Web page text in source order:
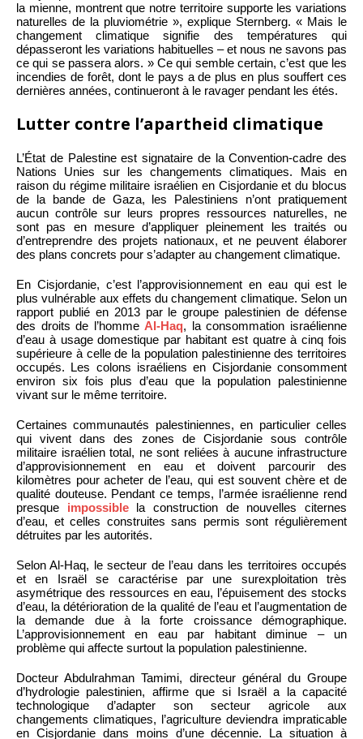
la mienne, montrent que notre territoire supporte les variations
naturelles de la pluviométrie », explique Sternberg. « Mais le
changement climatique signifie des températures qui
dépasseront les variations habituelles – et nous ne savons pas
ce qui se passera alors. » Ce qui semble certain, c’est que les
incendies de forêt, dont le pays a de plus en plus souffert ces
dernières années, continueront à le ravager pendant les étés.
Lutter contre l’apartheid climatique
L’État de Palestine est signataire de la Convention-cadre des
Nations Unies sur les changements climatiques. Mais en
raison du régime militaire israélien en Cisjordanie et du blocus
de la bande de Gaza, les Palestiniens n’ont pratiquement
aucun contrôle sur leurs propres ressources naturelles, ne
sont pas en mesure d’appliquer pleinement les traités ou
d’entreprendre des projets nationaux, et ne peuvent élaborer
des plans concrets pour s’adapter au changement climatique.
En Cisjordanie, c’est l’approvisionnement en eau qui est le
plus vulnérable aux effets du changement climatique. Selon un
rapport publié en 2013 par le groupe palestinien de défense
des droits de l’homme Al-Haq, la consommation israélienne
d’eau à usage domestique par habitant est quatre à cinq fois
supérieure à celle de la population palestinienne des territoires
occupés. Les colons israéliens en Cisjordanie consomment
environ six fois plus d’eau que la population palestinienne
vivant sur le même territoire.
Certaines communautés palestiniennes, en particulier celles
qui vivent dans des zones de Cisjordanie sous contrôle
militaire israélien total, ne sont reliées à aucune infrastructure
d’approvisionnement en eau et doivent parcourir des
kilomètres pour acheter de l’eau, qui est souvent chère et de
qualité douteuse. Pendant ce temps, l’armée israélienne rend
presque impossiblela construction de nouvelles citernes
d’eau, et celles construites sans permis sont régulièrement
détruites par les autorités.
Selon Al-Haq, le secteur de l’eau dans les territoires occupés
et en Israël se caractérise par une surexploitation très
asymétrique des ressources en eau, l’épuisement des stocks
d’eau, la détérioration de la qualité de l’eau et l’augmentation de
la demande due à la forte croissance démographique.
L’approvisionnement en eau par habitant diminue – un
problème qui affecte surtout la population palestinienne.
Docteur Abdulrahman Tamimi, directeur général du Groupe
d’hydrologie palestinien, affirme que si Israël a la capacité
technologique d’adapter son secteur agricole aux
changements climatiques, l’agriculture deviendra impraticable
en Cisjordanie dans moins d’une décennie. La situation à